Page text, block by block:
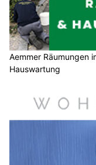
Aemmer Räumungen
Hauswartung